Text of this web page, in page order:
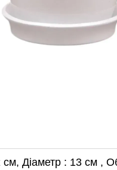
см, Діаметр : 13 см ,